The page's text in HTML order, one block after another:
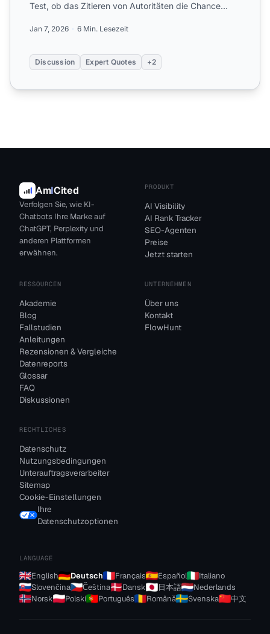
Test, ob das Zitieren von Autoritäten die Chance
Jan 7, 2026 6 Min. Lesezeit
Discussion Expert Quotes +2
AmICited
Verfolgen Sie, wie KI-
Chatbots Ihre Marke auf
ChatGPT, Perplexity und
anderen Plattformen
erwähnen.
PRODUKT
AI Visibility
AI Rank Tracker
SEO-Agenten
Preise
Jetzt starten
RESSOURCEN
Akademie
Blog
Fallstudien
Anleitungen
Rezensionen & Vergleiche
Datenreports
Glossar
FAQ
Diskussionen
UNTERNEHMEN
Über uns
Kontakt
FlowHunt
RECHTLICHES
Datenschutz
Nutzungsbedingungen
Unterauftragsverarbeiter
Sitemap
Cookie-Einstellungen
Ihre
Datenschutzoptionen
LANGUAGE
English Deutsch Français Español
Italiano
Slovenčina
Čeština Dansk 日本語
Nederlands
Norsk
Polski Português Română Svenska 中文